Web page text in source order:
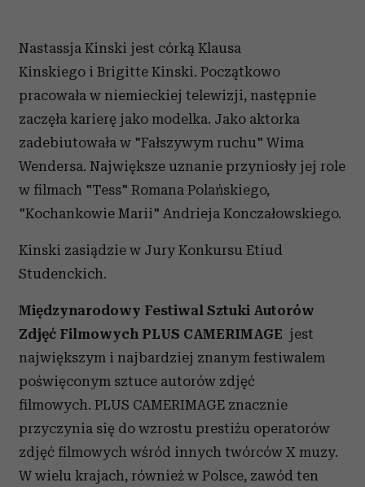
Nastassja Kinski jest córką Klausa
Kinskiego i Brigitte Kinski. Początkowo
pracowała w niemieckiej telewizji, następnie
zaczęła karierę jako modelka. Jako aktorka
zadebiutowała w "Fałszywym ruchu" Wima
Wendersa. Największe uznanie przyniosły jej role
w filmach "Tess" Romana Polańskiego,
"Kochankowie Marii" Andrieja Konczałowskiego.
Kinski zasiądzie w Jury Konkursu Etiud
Studenckich.
Międzynarodowy Festiwal Sztuki Autorów
Zdjęć Filmowych PLUS CAMERIMAGE jest
największym i najbardziej znanym festiwalem
poświęconym sztuce autorów zdjęć
filmowych. PLUS CAMERIMAGE znacznie
przyczynia się do wzrostu prestiżu operatorów
zdjęć filmowych wśród innych twórców X muzy.
W wielu krajach, również w Polsce, zawód ten